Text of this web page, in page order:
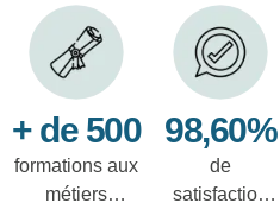
+ de 500
formations aux
métiers
98,60%
de
satisfaction